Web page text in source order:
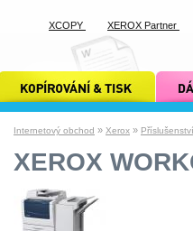
Internetový obchod » Xerox » Příslušenství
XEROX
a tisk xcopy dárkové
XCOPY XEROX Partner